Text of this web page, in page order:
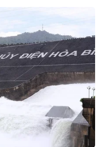
NAM
TÁM, KHÚC THANH
Quy định sử dụng
Hỗ trợ